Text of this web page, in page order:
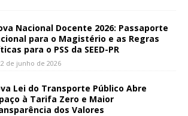
Nacional Docente 2026: Passaporte
para o Magistério e as Regras
para o PSS da SEED-PR
de junho de 2026
Lei do Transporte Público Abre
à Tarifa Zero e Maior
dos Valores